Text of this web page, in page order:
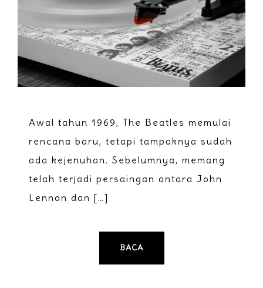
Awal tahun 1969, The Beatles memulai
rencana baru, tetapi tampaknya sudah
ada kejenuhan. Sebelumnya, memang
telah terjadi persaingan antara John
Lennon dan […]
BACA